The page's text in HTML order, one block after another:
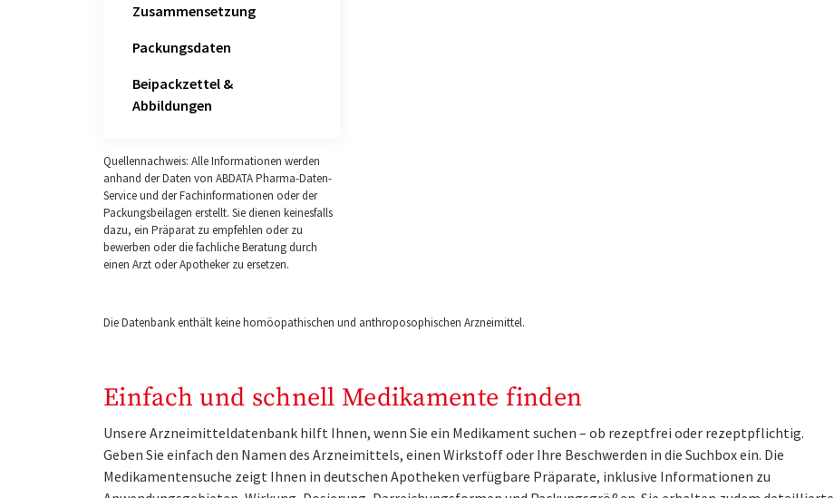
Zusammensetzung
Packungsdaten
Beipackzettel &
Abbildungen
Quellennachweis: Alle Informationen werden
anhand der Daten von ABDATA Pharma-Daten-
Service und der Fachinformationen oder der
Packungsbeilagen erstellt. Sie dienen keinesfalls
dazu, ein Präparat zu empfehlen oder zu
bewerben oder die fachliche Beratung durch
einen Arzt oder Apotheker zu ersetzen.
Die Datenbank enthält keine homöopathischen und anthroposophischen Arzneimittel.
Einfach und schnell Medikamente finden
Unsere Arzneimitteldatenbank hilft Ihnen, wenn Sie ein Medikament suchen – ob rezeptfrei oder rezeptpflichtig.
Geben Sie einfach den Namen des Arzneimittels, einen Wirkstoff oder Ihre Beschwerden in die Suchbox ein. Die
Medikamentensuche zeigt Ihnen in deutschen Apotheken verfügbare Präparate, inklusive Informationen zu